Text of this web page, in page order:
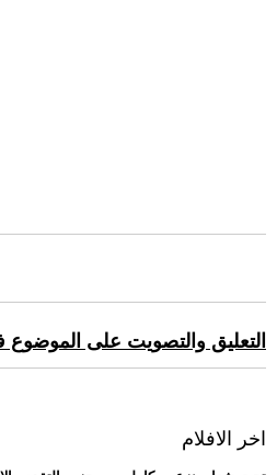
التعليق والتصويت على الموضوع
اخر الافلام